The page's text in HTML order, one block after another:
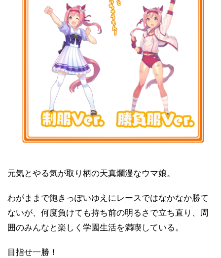
元気とやる気が取り柄の天真爛漫なウマ娘。
わがままで飽きっぽいゆえにレースではなかなか勝て
ないが、何度負けても持ち前の明るさで立ち直り、周
囲のみんなと楽しく学園生活を満喫している。
目指せ一勝！